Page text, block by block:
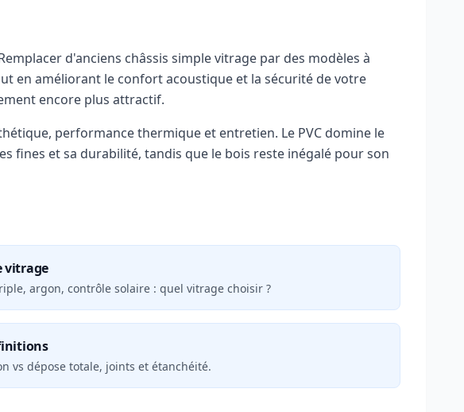
d'anciens châssis simple vitrage par des modèles à
en améliorant le confort acoustique et la sécurité de votre
encore plus attractif.
performance thermique et entretien. Le PVC domine le
fines et sa durabilité, tandis que le bois reste inégalé pour son
vitrage
argon, contrôle solaire : quel vitrage choisir ?
vs dépose totale, joints et étanchéité.